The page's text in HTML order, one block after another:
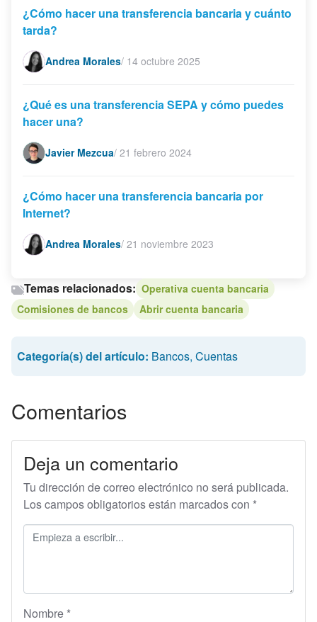
¿Cómo hacer una transferencia bancaria y cuánto
tarda?
Andrea Morales/ 14 octubre 2025
¿Qué es una transferencia SEPA y cómo puedes
hacer una?
Javier Mezcua/ 21 febrero 2024
¿Cómo hacer una transferencia bancaria por
Internet?
Andrea Morales/ 21 noviembre 2023
Temas relacionados: Operativa cuenta bancaria
Comisiones de bancos
Abrir cuenta bancaria
Categoría(s) del artículo: Bancos, Cuentas
Comentarios
Deja un comentario
Tu dirección de correo electrónico no será publicada.
Los campos obligatorios están marcados con *
Nombre *